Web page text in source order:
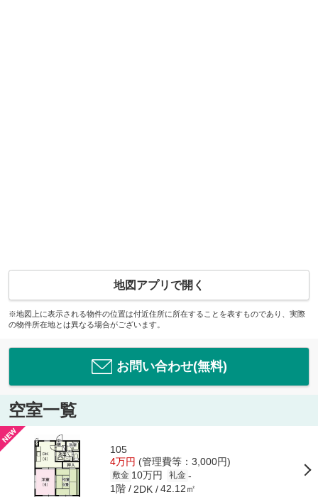
地図アプリで開く
※地図上に表示される物件の位置は付近住所に所在することを表すものであり、実際
の物件所在地とは異なる場合がございます。
お問い合わせ(無料)
空室一覧
105
4万円 (管理費等：3,000円)
敷金 10万円 礼金 -
1階 2DK 42.12㎡